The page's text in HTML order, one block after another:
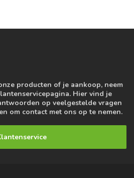
producten of je aankoop, neem
Hier vind je
op veelgestelde vragen
om contact met ons op te nemen.